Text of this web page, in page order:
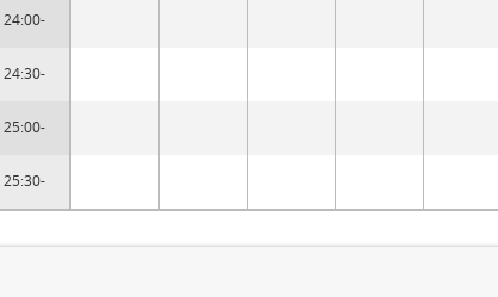
24:00-
24:30-
25:00-
25:30-